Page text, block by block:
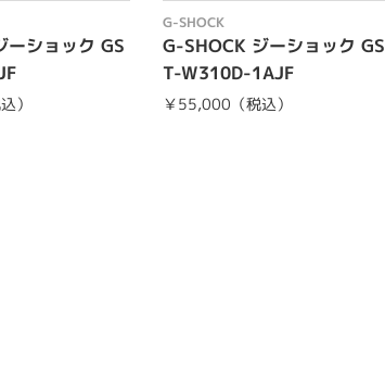
ショック GS
）
G-SHOCK
G-SHOCK ジーショック GS
T-W310D-1AJF
￥55,000（税込）